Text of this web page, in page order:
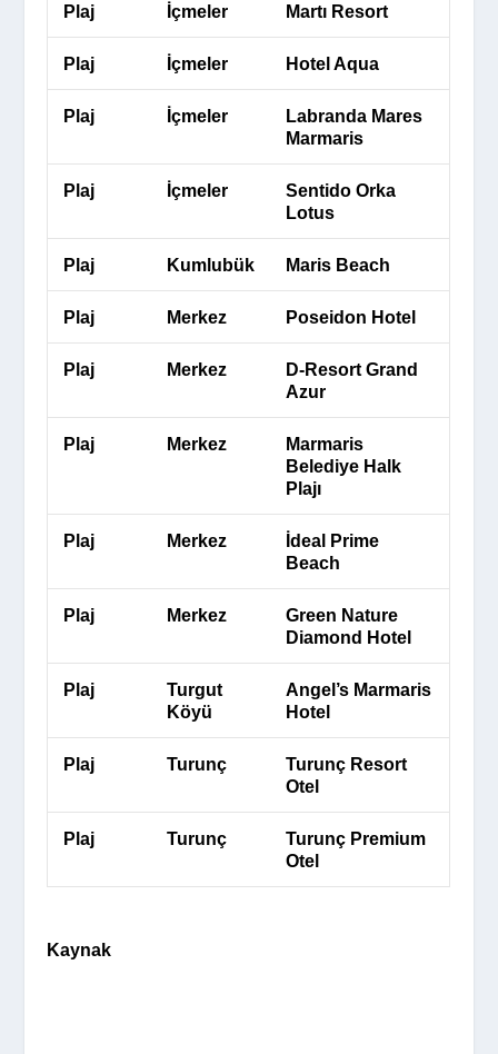
Plaj İçmeler Martı Resort
Plaj İçmeler Hotel Aqua
Plaj İçmeler
Labranda Mares
Marmaris
Plaj İçmeler
Sentido Orka
Lotus
Plaj Kumlubük Maris Beach
Plaj Merkez Poseidon Hotel
Plaj Merkez
D-Resort Grand
Azur
Plaj Merkez
Marmaris
Belediye Halk
Plajı
Plaj Merkez
İdeal Prime
Beach
Plaj Merkez
Green Nature
Diamond Hotel
Plaj
Turgut
Köyü
Angel’s Marmaris
Hotel
Plaj Turunç
Turunç Resort
Otel
Plaj Turunç
Turunç Premium
Otel
Kaynak